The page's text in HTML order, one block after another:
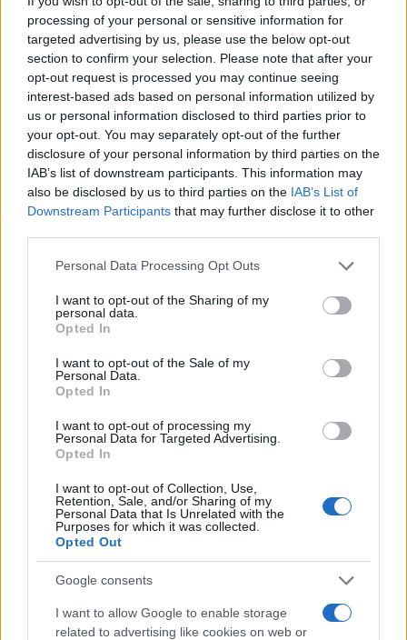
processing of your personal or sensitive information for
targeted advertising by us, please use the below opt-out
section to confirm your selection. Please note that after your
opt-out request is processed you may continue seeing
interest-based ads based on personal information utilized by
us or personal information disclosed to third parties prior to
your opt-out. You may separately opt-out of the further
disclosure of your personal information by third parties on the
IAB’s list of downstream participants. This information may
also be disclosed by us to third parties on the IAB’s List of
Downstream Participants that may further disclose it to other
Please note that this website/app uses one or more Google
not limited to your visit or usage behaviour. You may click to
grant or deny consent to Google and its third-party tags to
use your data for below specified purposes in below Google
consent section.
Personal Data Processing Opt Outs
I want to opt-out of the Sharing of my
personal data.
Opted In
I want to opt-out of the Sale of my
Personal Data.
Opted In
I want to opt-out of processing my
Personal Data for Targeted Advertising.
Opted In
I want to opt-out of Collection, Use,
Retention, Sale, and/or Sharing of my
Personal Data that Is Unrelated with the
Purposes for which it was collected.
Opted Out
Google consents
I want to allow Google to enable storage
related to advertising like cookies on web or
Continue lendo
FINANÇA
Autoridades do Fed avaliam impacto dos investimentos
acelerados em inteligência artificial
FINANÇA